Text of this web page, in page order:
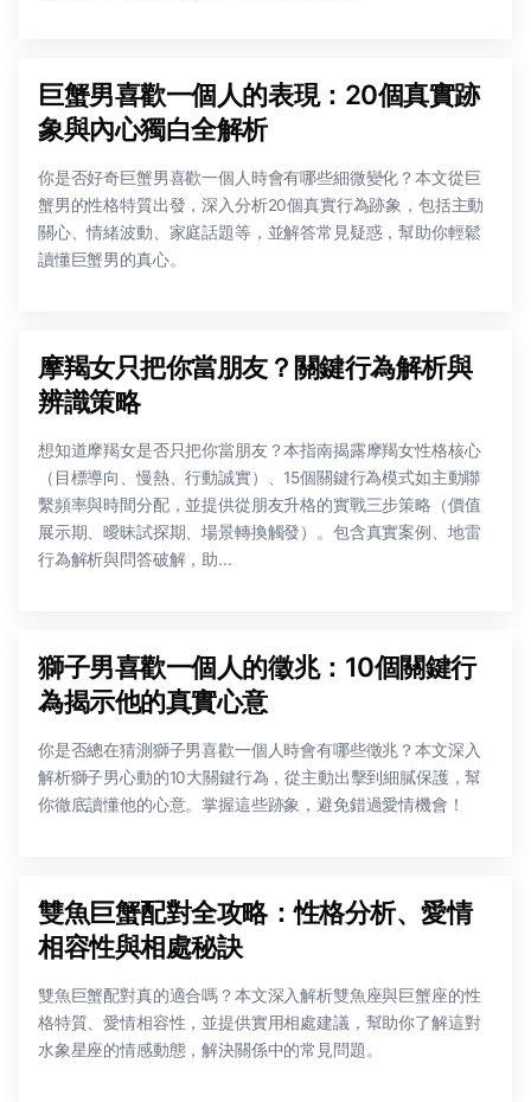
巨蟹男喜歡一個人的表現：20個真實跡
象與內心獨白全解析
你是否好奇巨蟹男喜歡一個人時會有哪些細微變化？本文從巨
蟹男的性格特質出發，深入分析20個真實行為跡象，包括主動
關心、情緒波動、家庭話題等，並解答常見疑惑，幫助你輕鬆
讀懂巨蟹男的真心。
摩羯女只把你當朋友？關鍵行為解析與
辨識策略
想知道摩羯女是否只把你當朋友？本指南揭露摩羯女性格核心
（目標導向、慢熱、行動誠實）、15個關鍵行為模式如主動聯
繫頻率與時間分配，並提供從朋友升格的實戰三步策略（價值
展示期、曖昧試探期、場景轉換觸發）。包含真實案例、地雷
行為解析與問答破解，助...
獅子男喜歡一個人的徵兆：10個關鍵行
為揭示他的真實心意
你是否總在猜測獅子男喜歡一個人時會有哪些徵兆？本文深入
解析獅子男心動的10大關鍵行為，從主動出擊到細膩保護，幫
你徹底讀懂他的心意。掌握這些跡象，避免錯過愛情機會！
雙魚巨蟹配對全攻略：性格分析、愛情
相容性與相處秘訣
雙魚巨蟹配對真的適合嗎？本文深入解析雙魚座與巨蟹座的性
格特質、愛情相容性，並提供實用相處建議，幫助你了解這對
水象星座的情感動態，解決關係中的常見問題。